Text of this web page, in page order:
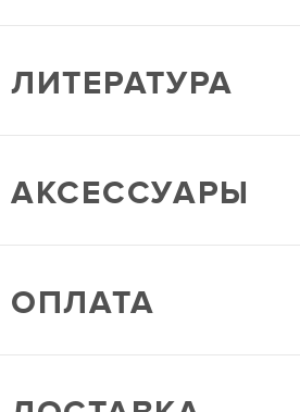
ЛИТЕРАТУРА
АКСЕССУАРЫ
ОПЛАТА